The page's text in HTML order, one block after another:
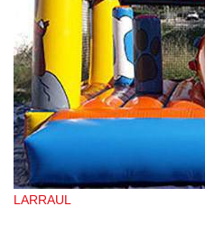
LARRAUL